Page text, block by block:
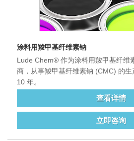
涂料用羧甲基纤维素钠
Lude Chem® 作为涂料用羧甲基纤维
商，从事羧甲基纤维素钠 (CMC) 的
10 年。
查看详情
立即咨询